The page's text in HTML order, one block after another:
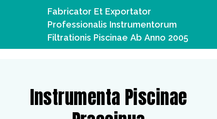
Fabricator Et Exportator
Professionalis Instrumentorum
Filtrationis Piscinae Ab Anno 2005
Instrumenta Piscinae